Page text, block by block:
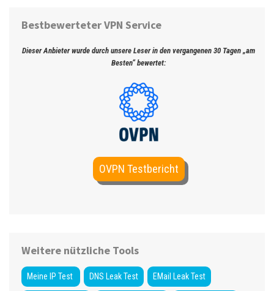
Bestbewerteter VPN Service
Dieser Anbieter wurde durch unsere Leser in den vergangenen 30 Tagen „am
Besten“ bewertet:
OVPN Testbericht
Weitere nützliche Tools
Meine IP Test DNS Leak Test EMail Leak Test